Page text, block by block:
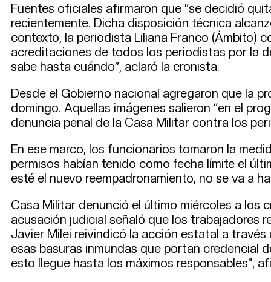
Fuentes oficiales afirmaron que “se decidió
recientemente. Dicha disposición técnica
contexto, la periodista Liliana Franco (Ámbito)
acreditaciones de todos los periodistas por la
sabe hasta cuándo”, aclaró la cronista.
Desde el Gobierno nacional agregaron que la
domingo. Aquellas imágenes salieron “en el
denuncia penal de la Casa Militar contra los
En ese marco, los funcionarios tomaron la
permisos habían tenido como fecha límite el
esté el nuevo reempadronamiento, no se va a
Casa Militar denunció el último miércoles a los
acusación judicial señaló que los trabajadores
Javier Milei reivindicó la acción estatal a través
esas basuras inmundas que portan credencial
esto llegue hasta los máximos responsables”,